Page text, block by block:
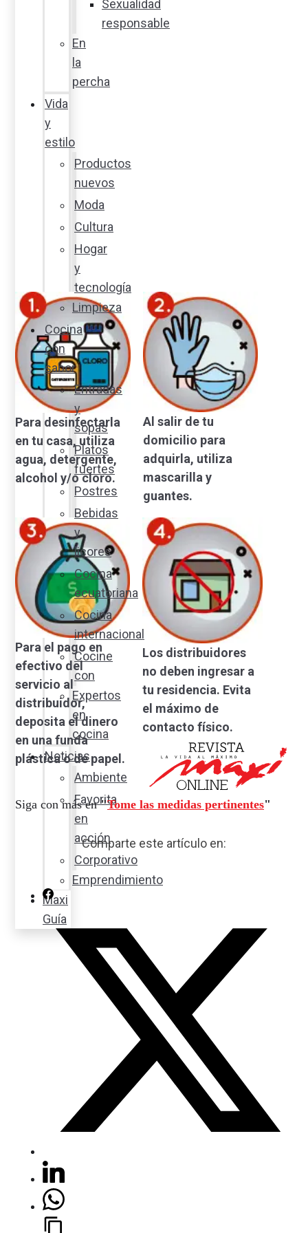
Sexualidad
responsable
En
la
percha
Vida
y
estilo
Productos
nuevos
Moda
Cultura
Hogar
y
tecnología
Limpieza
Cocina
con
sabor
Entradas
y
sopas
Platos
fuertes
Postres
Bebidas
y
licores
Cocina
ecuatoriana
Cocina
internacional
Cocine
con
Expertos
en
cocina
Noticias
Ambiente
Favorita
en
acción
Corporativo
Emprendimiento
Maxi
Guía
Para desinfectarla
en tu casa, utiliza
agua, detergente,
alcohol y/o cloro.
Al salir de tu
domicilio para
adquirla, utiliza
mascarilla y
guantes.
Para el pago en
efectivo del
servicio al
distribuidor,
deposita el dinero
en una funda
plástica o de papel.
Los distribuidores
no deben ingresar a
tu residencia. Evita
el máximo de
contacto físico.
Siga con más en"Tome las medidas pertinentes"
Comparte este artículo en: